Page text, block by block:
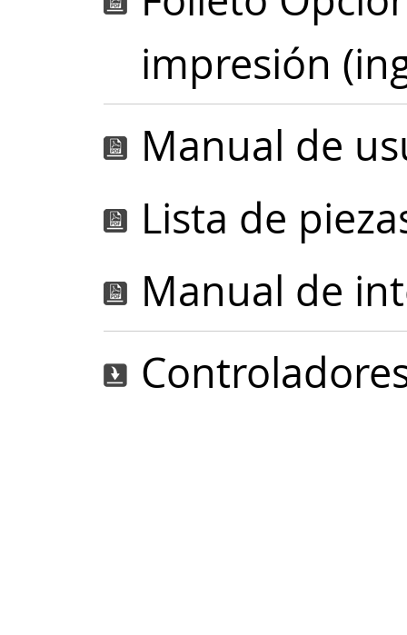
impresión
Manual de
Lista de
Manual de